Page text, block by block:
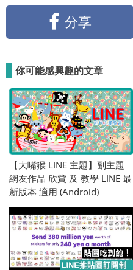
分享
你可能感興趣的文章
【大嘴猴 LINE 主題】副主題
網友作品 欣賞 及 教學 LINE 最
新版本 適用 (Android)